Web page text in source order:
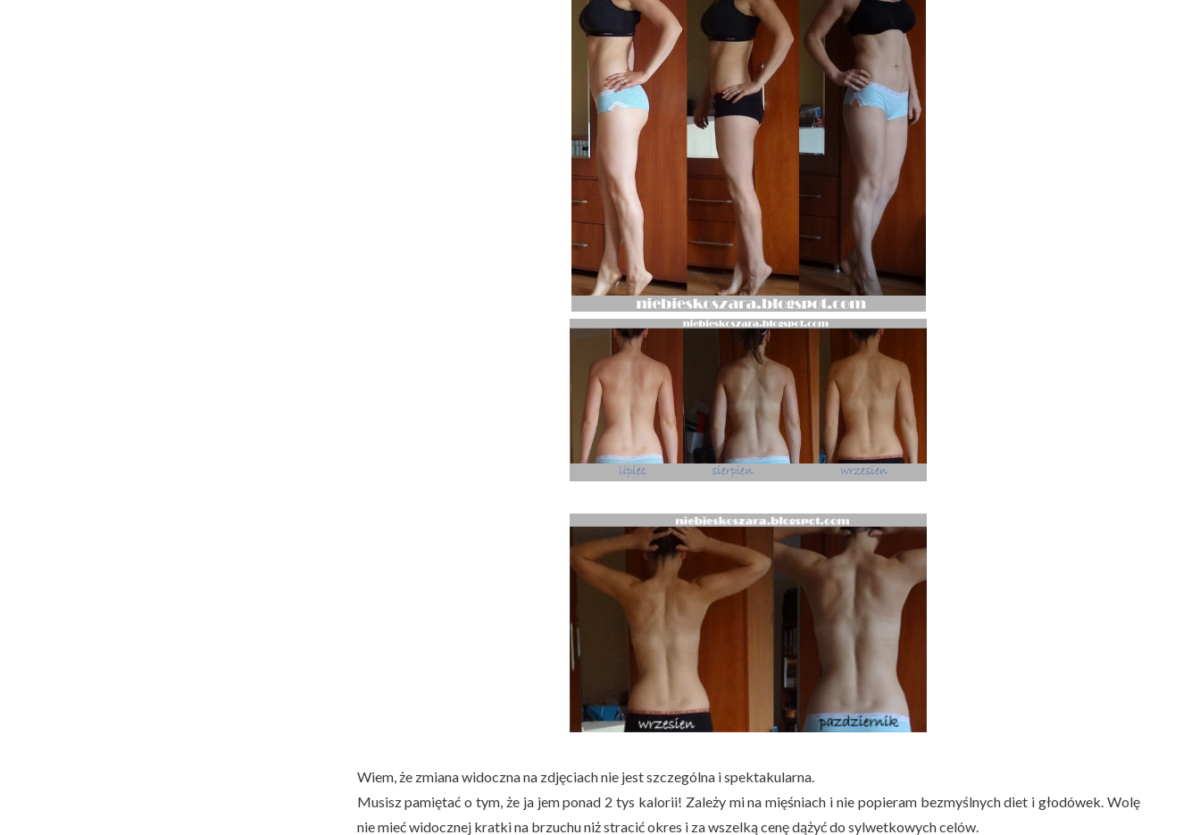
Wiem, że zmiana widoczna na zdjęciach nie jest szczególna i spektakularna.
Musisz pamiętać o tym, że ja jem ponad 2 tys kalorii! Zależy mi na mięśniach i nie popieram bezmyślnych diet i głodówek. Wolę
nie mieć widocznej kratki na brzuchu niż stracić okres i za wszelką cenę dążyć do sylwetkowych celów.